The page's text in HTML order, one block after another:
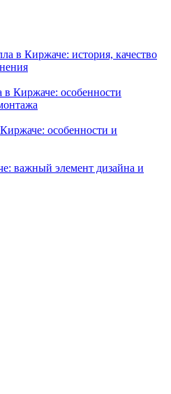
в Киржаче: история, качество
в Киржаче: особенности
особенности и
важный элемент дизайна и